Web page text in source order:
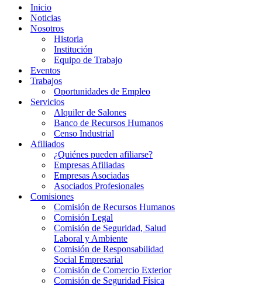
Inicio
Noticias
Nosotros
Historia
Institución
Equipo de Trabajo
Eventos
Trabajos
Oportunidades de Empleo
Servicios
Alquiler de Salones
Banco de Recursos Humanos
Censo Industrial
Afiliados
¿Quiénes pueden afiliarse?
Empresas Afiliadas
Empresas Asociadas
Asociados Profesionales
Comisiones
Comisión de Recursos Humanos
Comisión Legal
Comisión de Seguridad, Salud
Laboral y Ambiente
Comisión de Responsabilidad
Social Empresarial
Comisión de Comercio Exterior
Comisión de Seguridad Física